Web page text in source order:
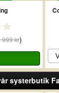
999 kr)
systerbutik